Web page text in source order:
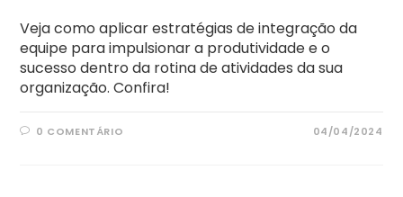
Veja como aplicar estratégias de integração da
equipe para impulsionar a produtividade e o
sucesso dentro da rotina de atividades da sua
organização. Confira!
0 COMENTÁRIO 04/04/2024